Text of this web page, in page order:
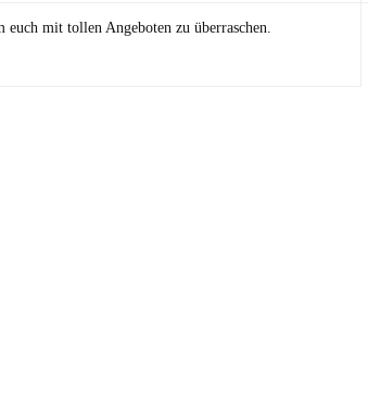
mit tollen Angeboten zu überraschen.